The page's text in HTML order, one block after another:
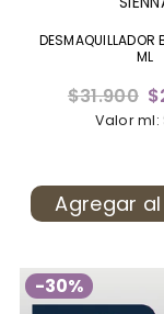
ML
Precio
habitual
$31.900
Valor ml:
Agregar
-30%